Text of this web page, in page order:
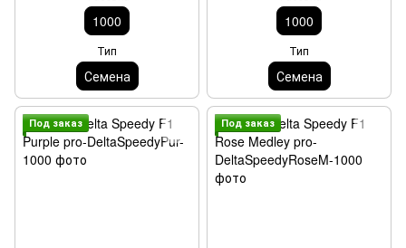
1000
Тип
Семена
1000
Тип
Семена
Под заказ Под заказ